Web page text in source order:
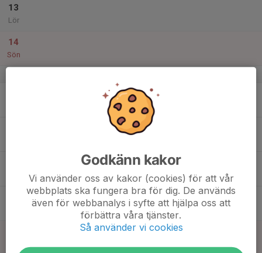
13
Lör
14
Sön
Godkänn kakor
Vi använder oss av kakor (cookies) för att vår
webbplats ska fungera bra för dig. De används
även för webbanalys i syfte att hjälpa oss att
förbättra våra tjänster.
Så använder vi cookies